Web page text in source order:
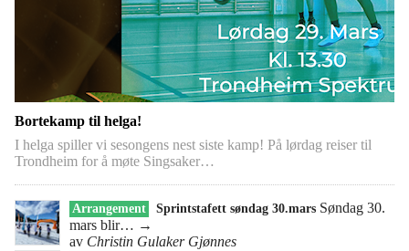
Bortekamp til helga!
I helga spiller vi sesongens nest siste kamp! På lørdag reiser til
Trondheim for å møte Singsaker…
Arrangement Sprintstafett søndag 30.mars Søndag 30.
mars blir… →
av Christin Gulaker Gjønnes